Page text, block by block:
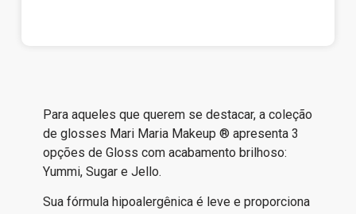
Para aqueles que querem se destacar, a coleção
de glosses Mari Maria Makeup ® apresenta 3
opções de Gloss com acabamento brilhoso:
Yummi, Sugar e Jello.
Sua fórmula hipoalergênica é leve e proporciona